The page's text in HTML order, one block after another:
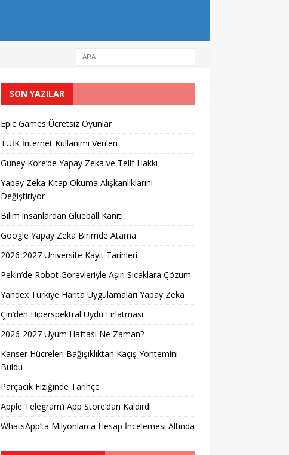
SON YAZILAR
Epic Games Ücretsiz Oyunlar
TÜİK İnternet Kullanımı Verileri
Güney Kore’de Yapay Zeka ve Telif Hakkı
Yapay Zeka Kitap Okuma Alışkanlıklarını
Değiştiriyor
Bilim insanlardan Glueball Kanıtı
Google Yapay Zeka Birimde Atama
2026-2027 Üniversite Kayıt Tarihleri ​​
Pekin’de Robot Görevleriyle Aşırı Sıcaklara Çözüm
Yandex Türkiye Harita Uygulamaları Yapay Zeka
Çin’den Hiperspektral Uydu Fırlatması
2026-2027 Uyum Haftası Ne Zaman?
Kanser Hücreleri Bağışıklıktan Kaçış Yöntemini
Buldu
Parçacık Fiziğinde Tarihçe
Apple Telegram’ı App Store’dan Kaldırdı
WhatsApp’ta Milyonlarca Hesap İncelemesi Altında